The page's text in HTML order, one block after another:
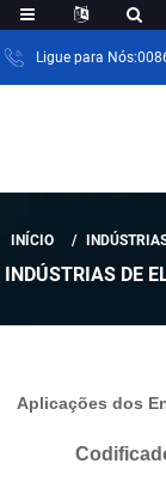
Ligue para
INÍCIO
INDÚSTRIAS DE
Aplicações dos